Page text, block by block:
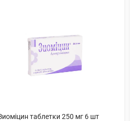
таблетки 250 мг 6 шт